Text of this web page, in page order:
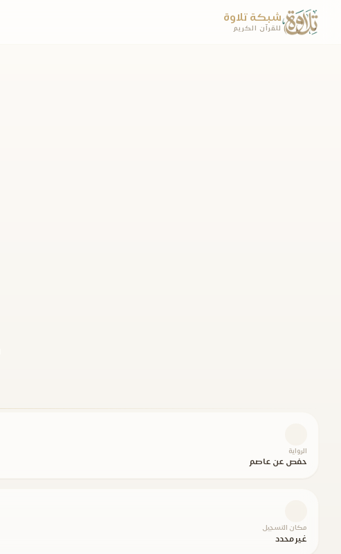
شبكة تلاوة
للقرآن الكريم
الرواية
حفص عن عاصم
مكان التسجيل
غير محدد